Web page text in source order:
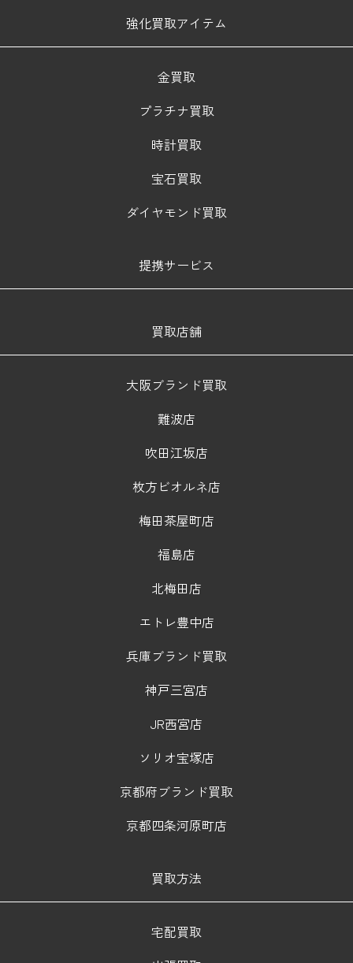
強化買取アイテム
金買取
プラチナ買取
時計買取
宝石買取
ダイヤモンド買取
提携サービス
買取店舗
大阪ブランド買取
難波店
吹田江坂店
枚方ビオルネ店
梅田茶屋町店
福島店
北梅田店
エトレ豊中店
兵庫ブランド買取
神戸三宮店
JR西宮店
ソリオ宝塚店
京都府ブランド買取
京都四条河原町店
買取方法
宅配買取